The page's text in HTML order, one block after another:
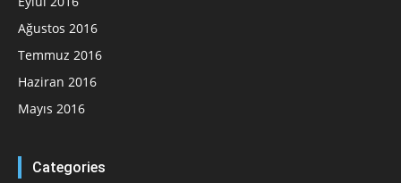
Ağustos 2016
Temmuz 2016
Haziran 2016
Mayıs 2016
Categories